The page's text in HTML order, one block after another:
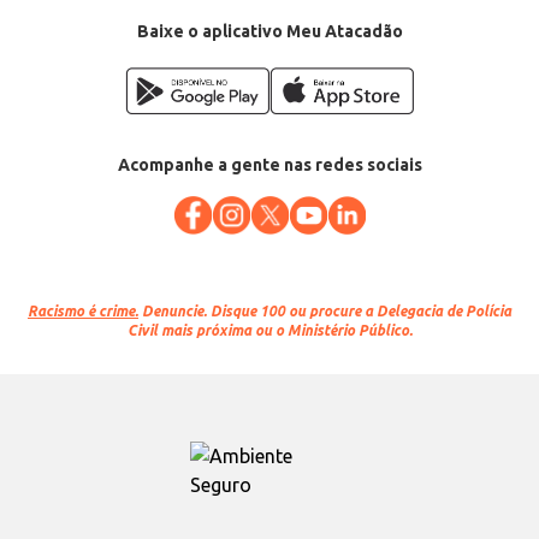
Baixe o aplicativo Meu Atacadão
Acompanhe a gente nas redes sociais
Racismo é crime. Denuncie. Disque 100 ou procure a Delegacia de Polícia
Civil mais próxima ou o Ministério Público.